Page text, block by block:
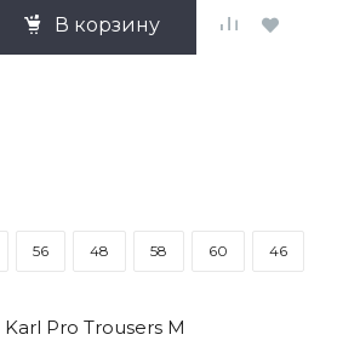
В корзину
56 48 58 60 46
Pro Trousers M